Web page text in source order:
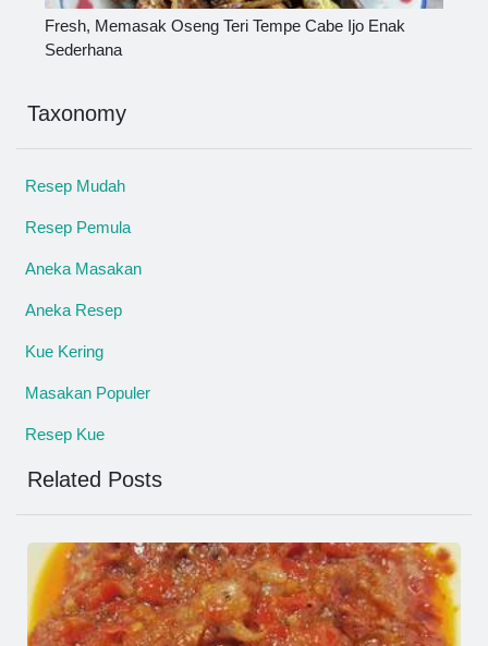
Fresh, Memasak Oseng Teri Tempe Cabe Ijo Enak
Sederhana
Taxonomy
Resep Mudah
Resep Pemula
Aneka Masakan
Aneka Resep
Kue Kering
Masakan Populer
Resep Kue
Related Posts